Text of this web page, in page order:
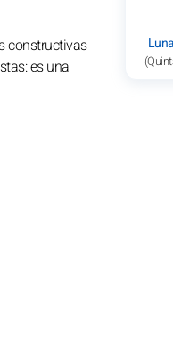
constructivas
es una